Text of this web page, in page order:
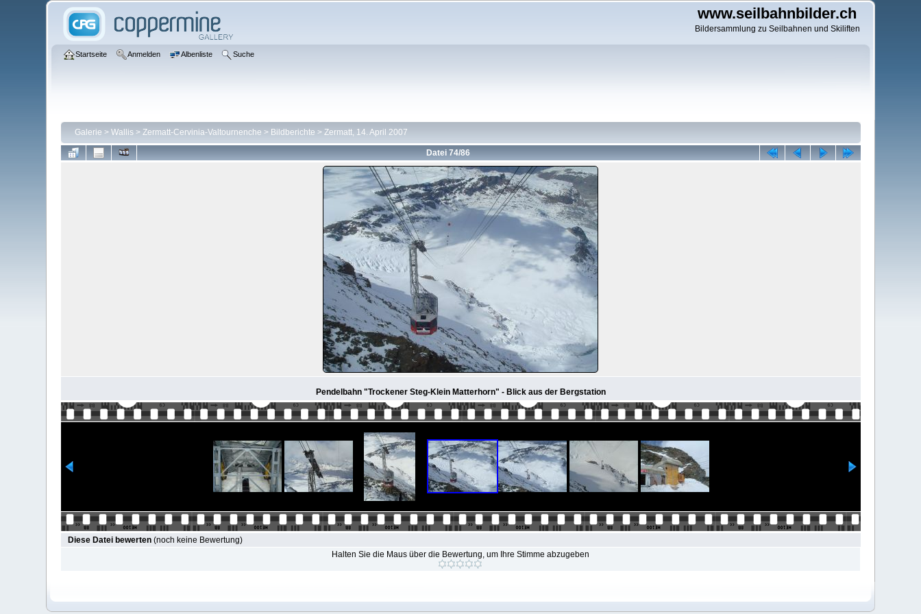
www.seilbahnbilder.ch
Bildersammlung zu Seilbahnen und Skiliften
Startseite Anmelden Albenliste Suche
Galerie > Wallis> Zermatt-Cervinia-Valtournenche > Bildberichte > Zermatt, 14. April 2007
Datei 74/86
Pendelbahn "Trockener Steg-Klein Matterhorn" - Blick aus der Bergstation
Diese Datei bewerten(noch keine Bewertung)
Halten Sie die Maus über die Bewertung, um Ihre Stimme abzugeben